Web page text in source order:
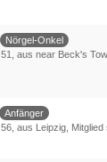
Nörgel-Onkel
51
aus near Beck's
Anfänger
56 aus Leipzig Mitglied